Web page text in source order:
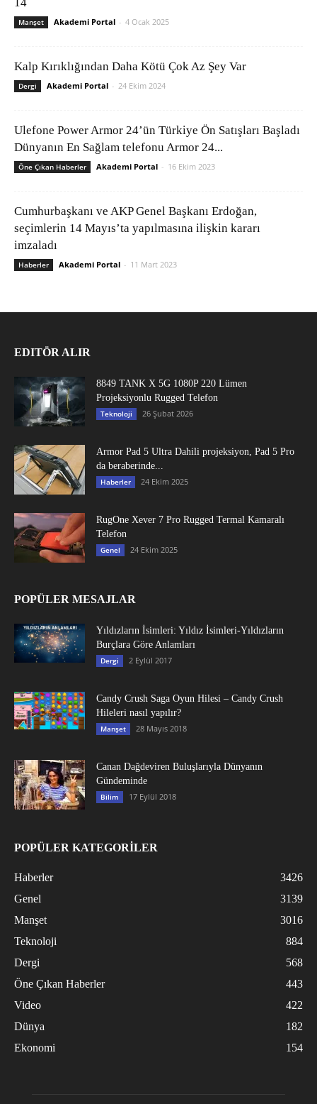
Manşet Akademi Portal - 4 Ocak 2025
Kalp Kırıklığından Daha Kötü Çok Az Şey Var
Dergi Akademi Portal - 24 Ekim 2024
Ulefone Power Armor 24’ün Türkiye Ön Satışları Başladı
Dünyanın En Sağlam telefonu Armor 24...
Öne Çıkan Haberler Akademi Portal - 16 Ekim 2023
Cumhurbaşkanı ve AKP Genel Başkanı Erdoğan,
seçimlerin 14 Mayıs’ta yapılmasına ilişkin kararı
imzaladı
Haberler Akademi Portal - 11 Mart 2023
EDITÖR ALIR
8849 TANK X 5G 1080P 220 Lümen
Projeksiyonlu Rugged Telefon
Teknoloji 26 Şubat 2026
Armor Pad 5 Ultra Dahili projeksiyon, Pad 5 Pro
da beraberinde...
Haberler 24 Ekim 2025
RugOne Xever 7 Pro Rugged Termal Kamaralı
Telefon
Genel 24 Ekim 2025
POPÜLER MESAJLAR
Yıldızların İsimleri: Yıldız İsimleri-Yıldızların
Burçlara Göre Anlamları
Dergi 2 Eylül 2017
Candy Crush Saga Oyun Hilesi – Candy Crush
Hileleri nasıl yapılır?
Manşet 28 Mayıs 2018
Canan Dağdeviren Buluşlarıyla Dünyanın
Gündeminde
Bilim 17 Eylül 2018
POPÜLER KATEGORİLER
Haberler
3426
Genel
3139
Manşet
3016
Teknoloji
884
Dergi
568
Öne Çıkan Haberler
443
Video
422
Dünya
182
Ekonomi
154